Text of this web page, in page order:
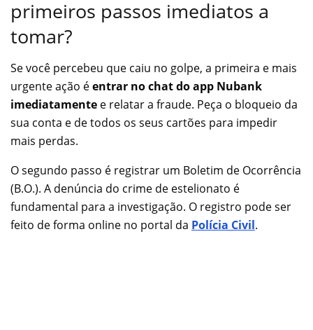
primeiros passos imediatos a
tomar?
Se você percebeu que caiu no golpe, a primeira e mais
urgente ação éentrar no chat do app Nubank
imediatamente e relatar a fraude. Peça o bloqueio da
sua conta e de todos os seus cartões para impedir
mais perdas.
O segundo passo é registrar um Boletim de Ocorrência
(B.O.). A denúncia do crime de estelionato é
fundamental para a investigação. O registro pode ser
feito de forma online no portal da Polícia Civil.